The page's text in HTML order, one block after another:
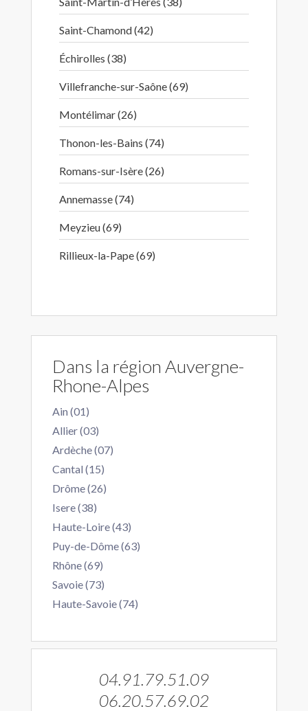
Saint-Chamond (42)
Échirolles (38)
Villefranche-sur-Saône (69)
Montélimar (26)
Thonon-les-Bains (74)
Romans-sur-Isère (26)
Annemasse (74)
Meyzieu (69)
Rillieux-la-Pape (69)
Dans la région Auvergne-
Rhone-Alpes
Ain (01)
Allier (03)
Ardèche (07)
Cantal (15)
Drôme (26)
Isere (38)
Haute-Loire (43)
Puy-de-Dôme (63)
Rhône (69)
Savoie (73)
Haute-Savoie (74)
04.91.79.51.09
06.20.57.69.02